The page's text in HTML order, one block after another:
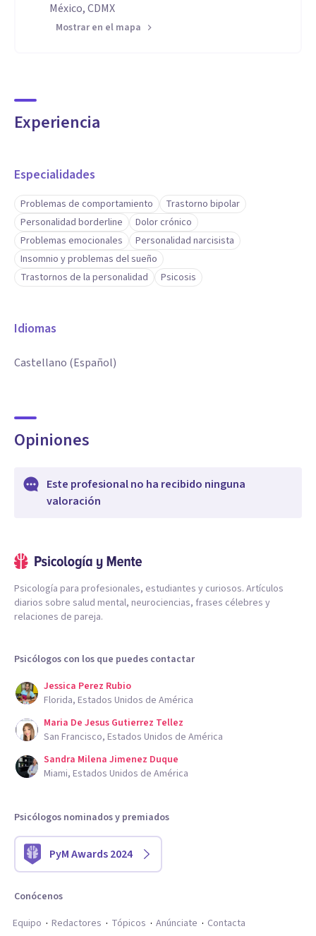
México, CDMX
Mostrar en el mapa
Experiencia
Especialidades
Problemas de comportamiento
Trastorno bipolar
Personalidad borderline
Dolor crónico
Problemas emocionales
Personalidad narcisista
Insomnio y problemas del sueño
Trastornos de la personalidad
Psicosis
Idiomas
Castellano (Español)
Opiniones
Este profesional no ha recibido ninguna
valoración
Psicología para profesionales, estudiantes y curiosos. Artículos
diarios sobre salud mental, neurociencias, frases célebres y
relaciones de pareja.
Psicólogos con los que puedes contactar
Jessica Perez Rubio
Florida, Estados Unidos de América
Maria De Jesus Gutierrez Tellez
San Francisco, Estados Unidos de América
Sandra Milena Jimenez Duque
Miami, Estados Unidos de América
Psicólogos nominados y premiados
PyM Awards 2024
Conócenos
Equipo
Redactores Tópicos Anúnciate Contacta